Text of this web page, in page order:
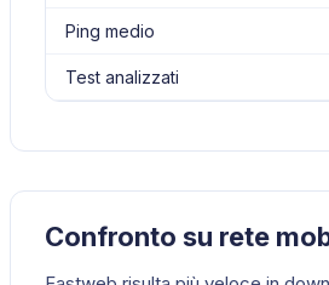
Ping medio
Test analizzati
Confronto su rete